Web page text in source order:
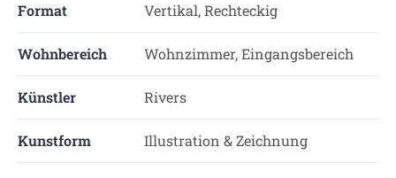
Format Vertikal, Rechteckig
Wohnbereich Wohnzimmer, Eingangsbereich
Künstler Rivers
Kunstform Illustration & Zeichnung